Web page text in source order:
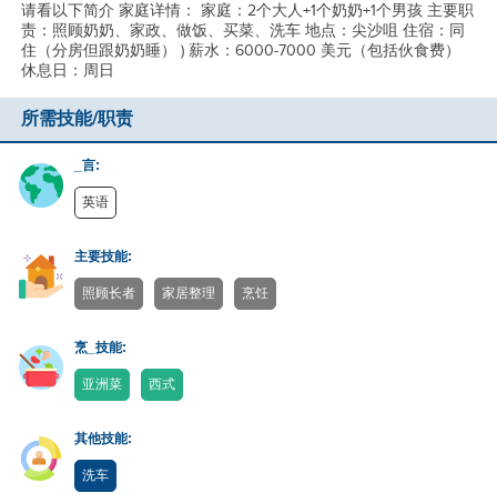
请看以下简介 家庭详情： 家庭：2个大人+1个奶奶+1个男孩 主要职
责：照顾奶奶、家政、做饭、买菜、洗车 地点：尖沙咀 住宿：同
住（分房但跟奶奶睡） ) 薪水：6000-7000 美元（包括伙食费）
休息日：周日
所需技能/职责
_言:
英语
主要技能:
照顾长者 家居整理 烹饪
烹_技能:
亚洲菜 西式
其他技能:
洗车